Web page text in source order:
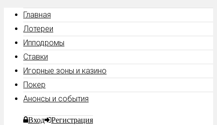
Главная
Лотереи
Ипподромы
Ставки
Игорные зоны и казино
Покер
Анонсы и события
Вход Регистрация